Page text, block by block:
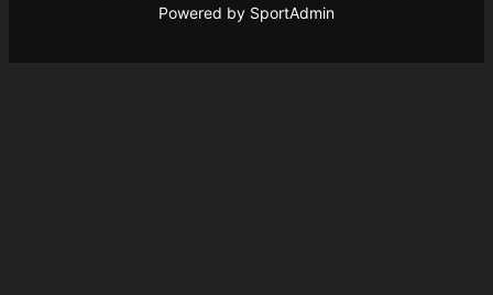
Powered by SportAdmin